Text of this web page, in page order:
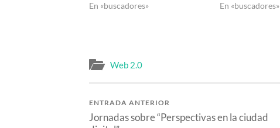
En «buscadores»
En «buscadores»
Web 2.0
ENTRADA ANTERIOR
Jornadas sobre “Perspectivas en la ciudad